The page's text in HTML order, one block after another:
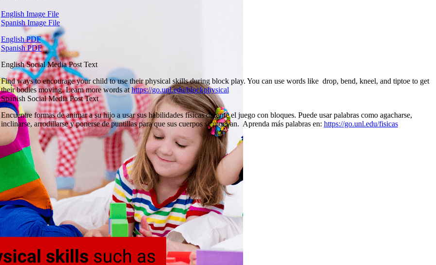
English Image File
Spanish Image File
English PDF
Spanish PDF
English Social Media Post Text
Find ways to encourage your child to use their physical skills during block play. You can use words like drop, bend, kneel, and tiptoe to get
their bodies moving. Learn more words athttps://go.unl.edu/blockphysical
Spanish Social Media Post Text
Encuentre formas de animar a su hijo a usar sus habilidades físicas durante el juego con bloques. Puede usar palabras como agacharse,
inclinarse, arrodillarse y ponerse de puntillas para que sus cuerpos se muevan. Aprenda más palabras en: https://go.unl.edu/fisicas